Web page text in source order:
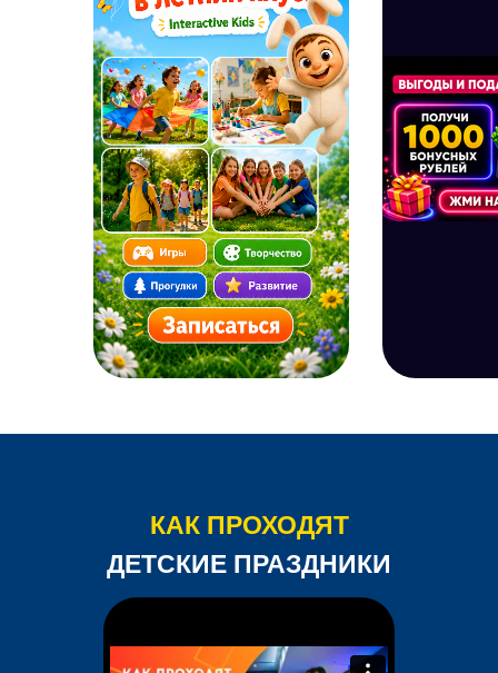
КАК ПРОХОДЯТ
ДЕТСКИЕ ПРАЗДНИКИ